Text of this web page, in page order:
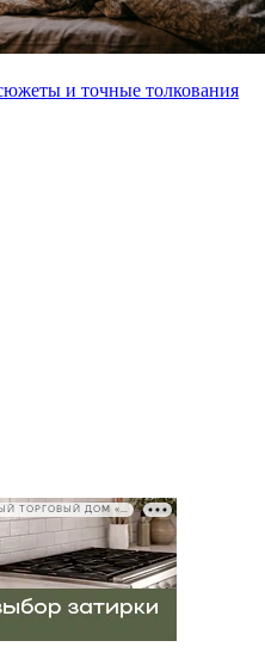
и точные толкования
РЕКЛАМА • ООО СТРОИТЕЛЬНЫЙ ТОРГОВЫЙ ДОМ «ПЕТРОВИЧ», ИНН 7802348846